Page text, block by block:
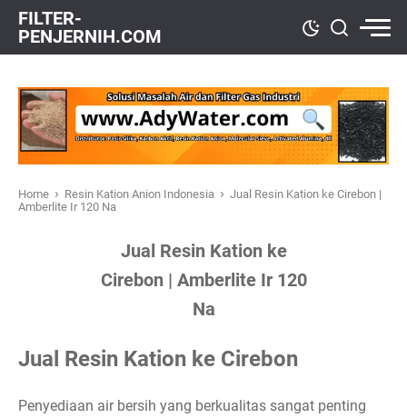
FILTER-
PENJERNIH.COM
Home › Resin Kation Anion Indonesia › Jual Resin Kation ke Cirebon |
Amberlite Ir 120 Na
Jual Resin Kation ke
Cirebon | Amberlite Ir 120
Na
Jual Resin Kation ke Cirebon
Penyediaan air bersih yang berkualitas sangat penting